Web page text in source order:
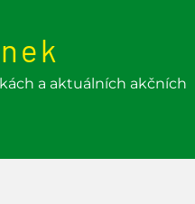
a aktuálních akčních